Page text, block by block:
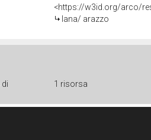
<https://w3id.org/arco/
lana/ arazzo
di 1 risorsa